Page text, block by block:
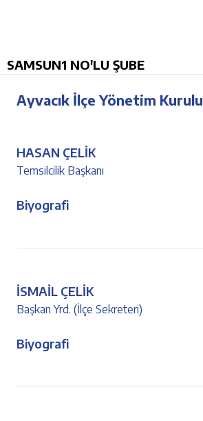
SAMSUN1 NO'LU ŞUBE
Ayvacık İlçe Yönetim Kurulu
HASAN ÇELİK
Temsilcilik Başkanı
Biyografi
İSMAİL ÇELİK
Başkan Yrd. (İlçe Sekreteri)
Biyografi